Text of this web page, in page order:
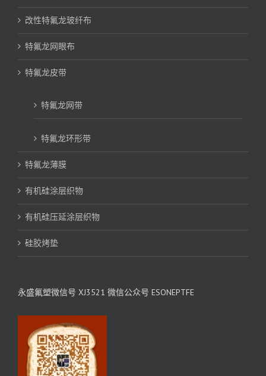
改性特氟龙玻纤布
特氟龙网眼布
特氟龙皮带
特氟龙网带
特氟龙环形带
特氟龙薄膜
有机硅涂层织物
有机硅压延涂层织物
硅胶烤垫
永盛氟塑微信号 XJ3521 微信公众号 ESONEPTFE